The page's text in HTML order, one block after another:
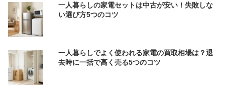
一人暮らしの家電セットは中古が安い！失敗しな
い選び方5つのコツ
一人暮らしでよく使われる家電の買取相場は？退
去時に一括で高く売る5つのコツ